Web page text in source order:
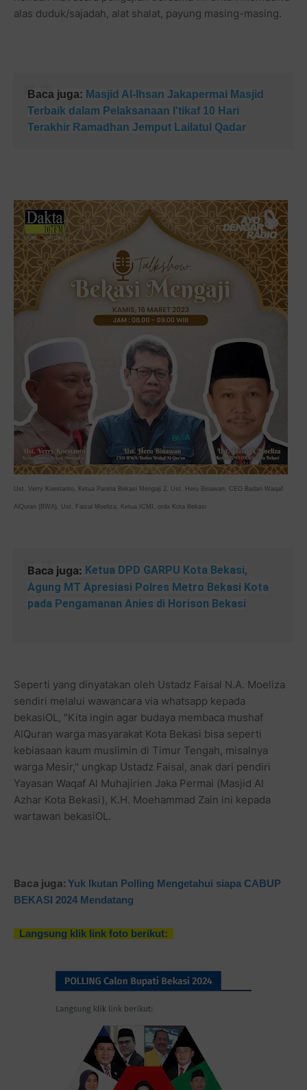
alas duduk/sajadah, alat shalat, payung masing-masing.
Baca juga: Masjid Al-Ihsan Jakapermai Masjid
Terbaik dalam Pelaksanaan I'tikaf 10 Hari
Terakhir Ramadhan Jemput Lailatul Qadar
Ust. Verry Koestanto, Ketua Panitia Bekasi Mengaji 2, Ust. Heru Binawan, CEO Badan Waqaf
AlQuran (BWA), Ust. Faizal Moeliza, Ketua ICMI, orda Kota Bekasi
Baca juga: Ketua DPD GARPU Kota Bekasi,
Agung MT Apresiasi Polres Metro Bekasi Kota
pada Pengamanan Anies di Horison Bekasi
Seperti yang dinyatakan oleh Ustadz Faisal N.A. Moeliza
sendiri melalui wawancara via whatsapp kepada
bekasiOL, "Kita ingin agar budaya membaca mushaf
AlQuran warga masyarakat Kota Bekasi bisa seperti
kebiasaan kaum muslimin di Timur Tengah, misalnya
warga Mesir," ungkap Ustadz Faisal, anak dari pendiri
Yayasan Waqaf Al Muhajirien Jaka Permai (Masjid Al
Azhar Kota Bekasi), K.H. Moehammad Zain ini kepada
wartawan bekasiOL.
Baca juga: Yuk Ikutan Polling Mengetahui siapa CABUP
BEKASI 2024 Mendatang
Langsung klik link foto berikut: